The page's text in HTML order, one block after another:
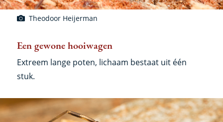
Theodoor Heijerman
Een gewone hooiwagen
Extreem lange poten, lichaam bestaat uit één
stuk.